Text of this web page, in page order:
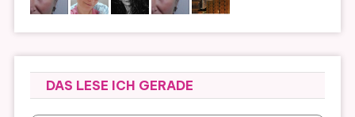
DAS LESE ICH GERADE